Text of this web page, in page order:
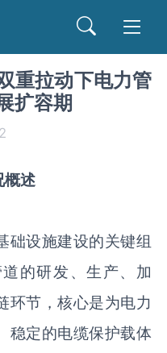
重拉动下电力管
扩容期
概述
础设施建设的关键组
的研发、生产、加
环节，核心是为电力
稳定的电缆保护载体